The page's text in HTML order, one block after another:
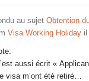
au sujet Obtention
Visa Working Holiday il
aussi écrit «
visa m’ont été retiré…